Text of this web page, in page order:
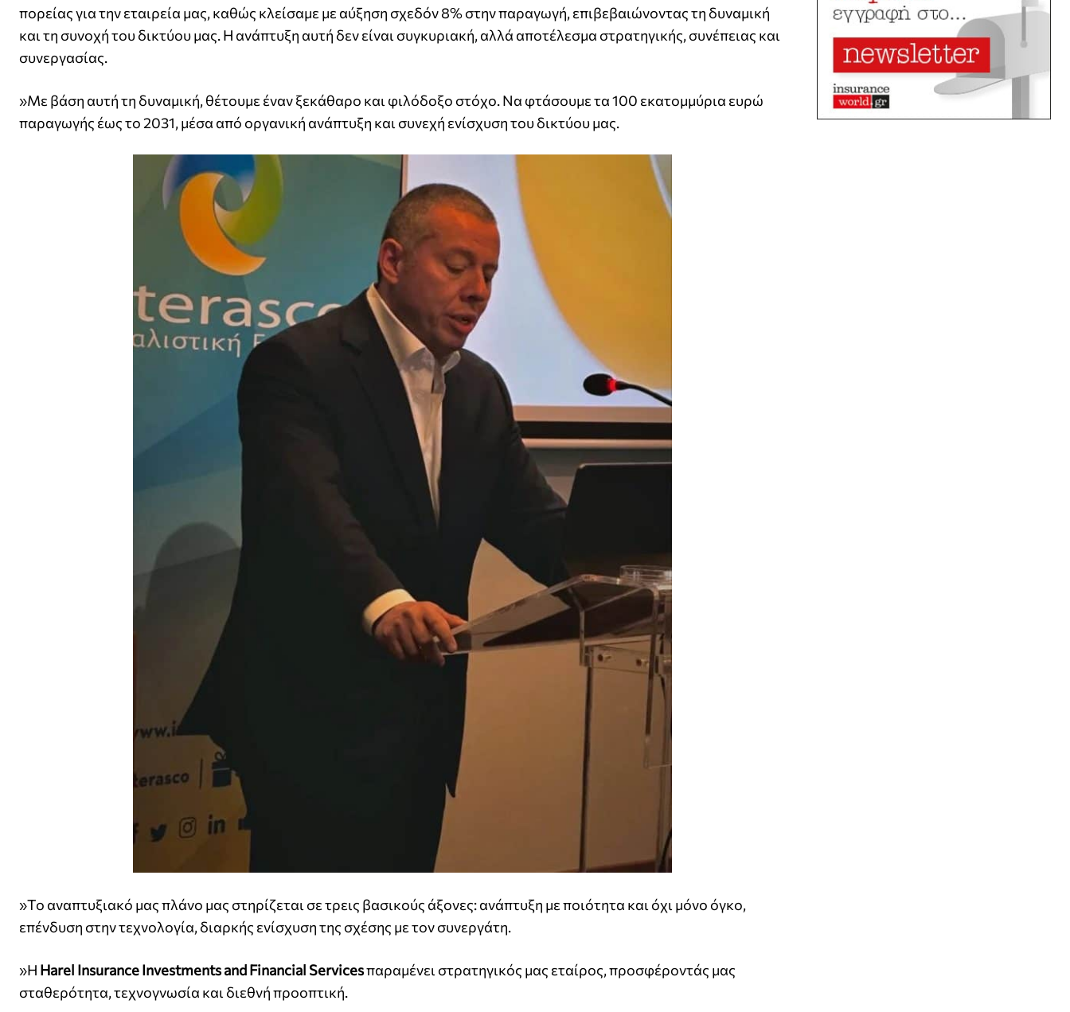
πορείας για την εταιρεία μας, καθώς κλείσαμε με αύξηση σχεδόν 8% στην παραγωγή, επιβεβαιώνοντας τη δυναμική
και τη συνοχή του δικτύου μας. Η ανάπτυξη αυτή δεν είναι συγκυριακή, αλλά αποτέλεσμα στρατηγικής, συνέπειας και
συνεργασίας.
»Με βάση αυτή τη δυναμική, θέτουμε έναν ξεκάθαρο και φιλόδοξο στόχο. Να φτάσουμε τα 100 εκατομμύρια ευρώ
παραγωγής έως το 2031, μέσα από οργανική ανάπτυξη και συνεχή ενίσχυση του δικτύου μας.
»Το αναπτυξιακό μας πλάνο μας στηρίζεται σε τρεις βασικούς άξονες: ανάπτυξη με ποιότητα και όχι μόνο όγκο,
επένδυση στην τεχνολογία, διαρκής ενίσχυση της σχέσης με τον συνεργάτη.
»Η Harel Insurance Investments and Financial Servicesπαραμένει στρατηγικός μας εταίρος, προσφέροντάς μας
σταθερότητα, τεχνογνωσία και διεθνή προοπτική.